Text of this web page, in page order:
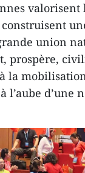
union
prospère,
la
l’aube d’une